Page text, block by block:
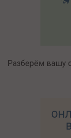
Разберём вашу